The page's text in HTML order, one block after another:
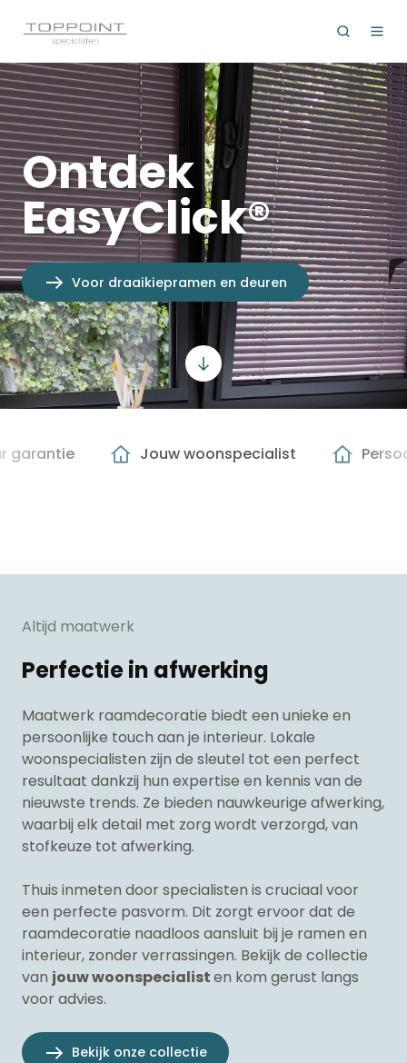
Ontdek
EasyClick®
Voor draaikiepramen en deuren
Scroll
garantie Jouw woonspecialist
Altijd maatwerk
Perfectie in afwerking
Maatwerk raamdecoratie biedt een unieke en
persoonlijke touch aan je interieur. Lokale
woonspecialisten zijn de sleutel tot een perfect
resultaat dankzij hun expertise en kennis van de
nieuwste trends. Ze bieden nauwkeurige afwerking,
waarbij elk detail met zorg wordt verzorgd, van
stofkeuze tot afwerking.
Thuis inmeten door specialisten is cruciaal voor
een perfecte pasvorm. Dit zorgt ervoor dat de
raamdecoratie naadloos aansluit bij je ramen en
interieur, zonder verrassingen. Bekijk de collectie
van jouw woonspecialisten kom gerust langs
voor advies.
Bekijk onze collectie